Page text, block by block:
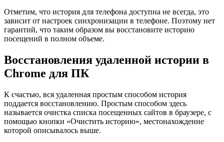
Отметим, что история для телефона доступна не всегда, это
зависит от настроек синхронизации в телефоне. Поэтому нет
гарантий, что таким образом вы восстановите историю
посещений в полном объеме.
Восстановления удаленной истории в
Chrome для ПК
К счастью, вся удаленная простым способом история
поддается восстановлению. Простым способом здесь
называется очистка списка посещенных сайтов в браузере, с
помощью кнопки «Очистить историю», местонахождение
которой описывалось выше.